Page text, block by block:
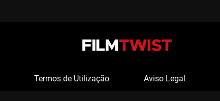
Termos de Utilização Aviso Legal